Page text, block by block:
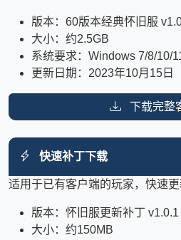
版本：60版本经典怀旧服
大小：约2.5GB
系统要求：Windows 7/8/10/
更新日期：2023年10月15日
下载完整
快速补丁下载
适用于已有客户端的玩家，快速更
版本：怀旧服更新补丁 v1.0.1
大小：约150MB